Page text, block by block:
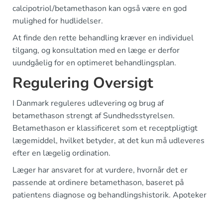
calcipotriol/betamethason kan også være en god
mulighed for hudlidelser.
At finde den rette behandling kræver en individuel
tilgang, og konsultation med en læge er derfor
uundgåelig for en optimeret behandlingsplan.
Regulering Oversigt
I Danmark reguleres udlevering og brug af
betamethason strengt af Sundhedsstyrelsen.
Betamethason er klassificeret som et receptpligtigt
lægemiddel, hvilket betyder, at det kun må udleveres
efter en lægelig ordination.
Læger har ansvaret for at vurdere, hvornår det er
passende at ordinere betamethason, baseret på
patientens diagnose og behandlingshistorik. Apoteker